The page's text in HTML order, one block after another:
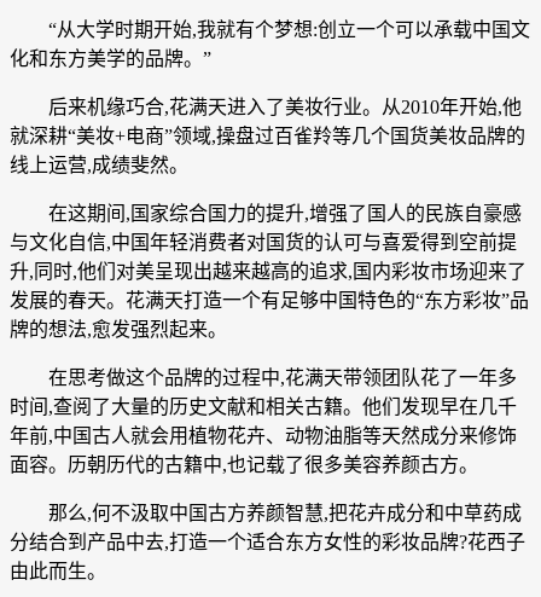
“从大学时期开始,我就有个梦想:创立一个可以承载中国文
化和东方美学的品牌。”
后来机缘巧合,花满天进入了美妆行业。从2010年开始,他
就深耕“美妆+电商”领域,操盘过百雀羚等几个国货美妆品牌的
线上运营,成绩斐然。
在这期间,国家综合国力的提升,增强了国人的民族自豪感
与文化自信,中国年轻消费者对国货的认可与喜爱得到空前提
升,同时,他们对美呈现出越来越高的追求,国内彩妆市场迎来了
发展的春天。花满天打造一个有足够中国特色的“东方彩妆”品
牌的想法,愈发强烈起来。
在思考做这个品牌的过程中,花满天带领团队花了一年多
时间,查阅了大量的历史文献和相关古籍。他们发现早在几千
年前,中国古人就会用植物花卉、动物油脂等天然成分来修饰
面容。历朝历代的古籍中,也记载了很多美容养颜古方。
那么,何不汲取中国古方养颜智慧,把花卉成分和中草药成
分结合到产品中去,打造一个适合东方女性的彩妆品牌?花西子
由此而生。